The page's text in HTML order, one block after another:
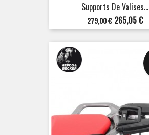
Supports De Valises...
Prix
de
base
279,00 € Prix
265,05 €